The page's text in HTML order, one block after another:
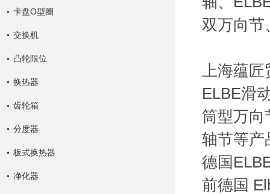
卡盘O型圈
交换机
凸轮限位
换热器
齿轮箱
分度器
板式换热器
净化器
双万向
上海蕴
ELBE滑
筒型万向
轴节等产
德国
前德国